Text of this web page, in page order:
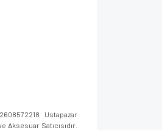
Ustapazar
Satıcısıdır.